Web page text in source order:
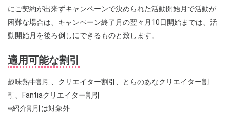
にご契約が出来ずキャンペーンで決められた活動開始月で活動が
困難な場合は、キャンペーン終了月の翌々月10日開始までは、活
動開始月を後ろ倒しにできるものと致します。
適用可能な割引
趣味熱中割引、クリエイター割引、とらのあなクリエイター割
引、Fantiaクリエイター割引
※紹介割引は対象外